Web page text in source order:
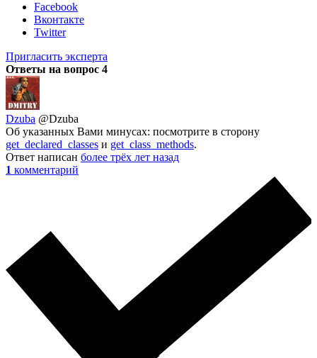
Facebook
Вконтакте
Twitter
Пригласить эксперта
Ответы на вопрос 4
Dzuba @Dzuba
Об указанных Вами минусах: посмотрите в сторону
get_declared_classes и get_class_methods.
Ответ написан более трёх лет назад
1 комментарий